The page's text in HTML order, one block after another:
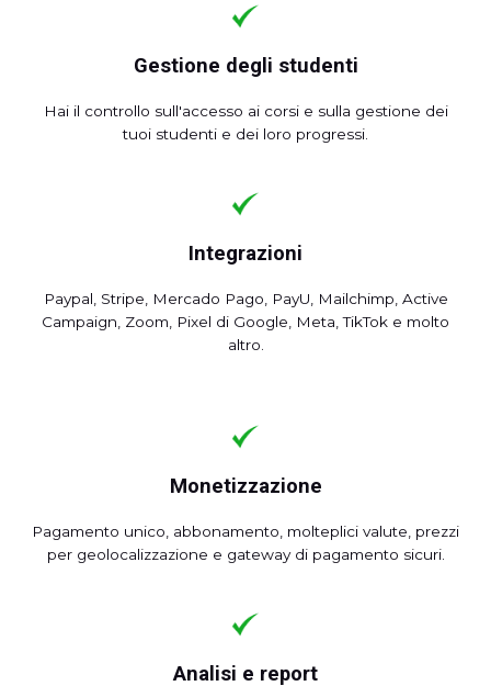
Gestione degli studenti
Hai il controllo sull'accesso ai corsi e sulla gestione dei
tuoi studenti e dei loro progressi.
Integrazioni
Paypal, Stripe, Mercado Pago, PayU, Mailchimp, Active
Campaign, Zoom, Pixel di Google, Meta, TikTok e molto
altro.
Monetizzazione
Pagamento unico, abbonamento, molteplici valute, prezzi
per geolocalizzazione e gateway di pagamento sicuri.
Analisi e report